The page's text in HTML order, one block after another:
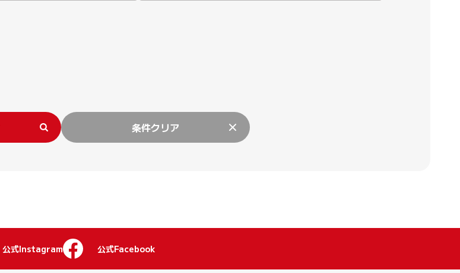
条件クリア
公式Instagram 公式Facebook